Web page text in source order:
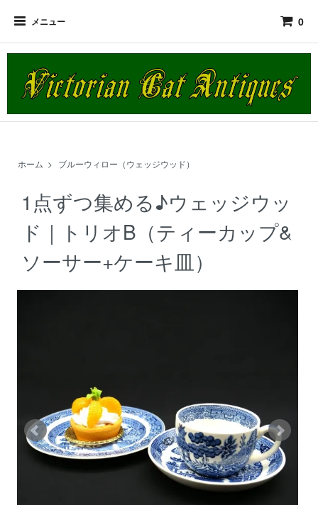
メニュー 0
ホーム > ブルーウィロー（ウェッジウッド）
1点ずつ集める♪ウェッジウッ
ド｜トリオB（ティーカップ&
ソーサー+ケーキ皿）